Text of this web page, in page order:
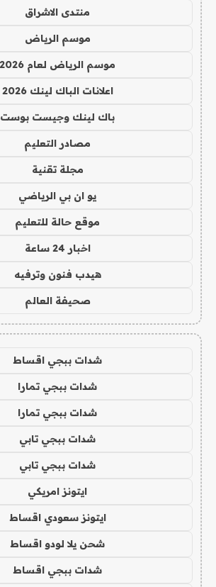
منتدى الاشراق
موسم الرياض
موسم الرياض لعام 2026
اعلانات الباك لينك 2026
باك لينك وجيست بوست
مصادر التعليم
مجلة تقنية
يو ان بي الرياضي
موقع حالة للتعليم
اخبار 24 ساعة
هيدب فنون وترفيه
صحيفة العالم
شدات ببجي اقساط
شدات ببجي تمارا
شدات ببجي تمارا
شدات ببجي تابي
شدات ببجي تابي
ايتونز امريكي
ايتونز سعودي اقساط
شحن يلا لودو اقساط
شدات ببجي اقساط